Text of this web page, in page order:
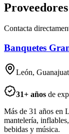
Contacta
Banquetes
León,
31+ años de
Más de 31 años en
mantelería,
bebidas y música.